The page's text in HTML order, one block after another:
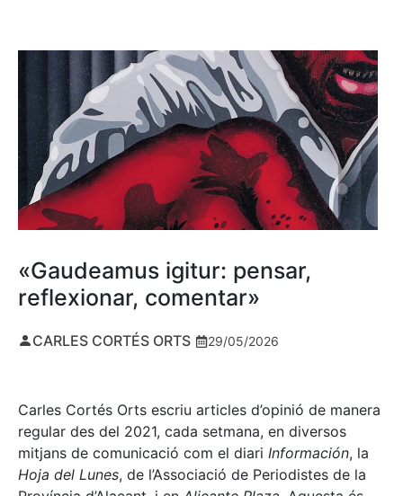
«Gaudeamus igitur: pensar,
reflexionar, comentar»
CARLES CORTÉS ORTS 29/05/2026
Carles Cortés Orts escriu articles d’opinió de manera
regular des del 2021, cada setmana, en diversos
mitjans de comunicació com el diari Información, la
Hoja del Lunes, de l’Associació de Periodistes de la